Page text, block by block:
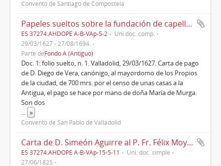
Convento de Santiago de Compostela
Papeles sueltos sobre la fundación de capellanía y bienes de doña María de Murga (1627-1694)
ES 37274.AHDOPE A-B-VAp-5-2
Uni.doc. comp.
29/03/1627 - 27/08/1694.
Parte deFondo A (Antiguo)
Doc. 1: folio suelto, n. 1. Valladolid, 29/03/1627. Carta de pago
de D. Diego de Vera, canónigo, al mayordomo de los Propios
de la ciudad, de 700 mrs. por el censo de unas casas a la
Antigua, el pago se hace por mano de doña María de Murga.
Son dos
... »
Convento de San Pablo de Valladolid
Carta de D. Simeón Aguirre al P. Fr. Félix Moyano, del convento de Valladolid, año 1825
ES 37274.AHDOPE A-B-VAp-15-5-11
Uni. doc. simple
27/06/1825